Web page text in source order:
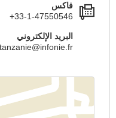
فاكس
+33-1-47550546
البريد الإلكتروني
tanzanie@infonie.fr